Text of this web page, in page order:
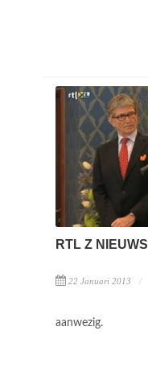
RTL Z NIEUWS
22 Januari 2013
aanwezig.